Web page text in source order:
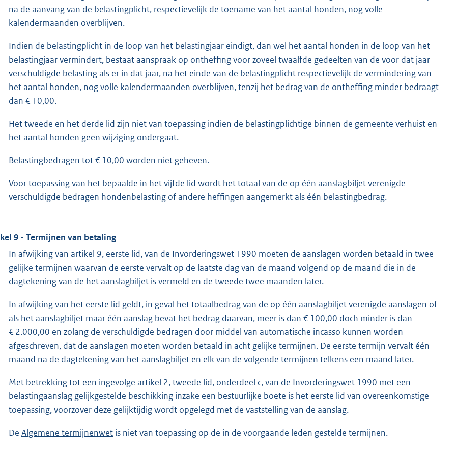
na de aanvang van de belastingplicht, respectievelijk de toename van het aantal honden, nog volle
kalendermaanden overblijven.
Indien de belastingplicht in de loop van het belastingjaar eindigt, dan wel het aantal honden in de loop van het
belastingjaar vermindert, bestaat aanspraak op ontheffing voor zoveel twaalfde gedeelten van de voor dat jaar
verschuldigde belasting als er in dat jaar, na het einde van de belastingplicht respectievelijk de vermindering van
het aantal honden, nog volle kalendermaanden overblijven, tenzij het bedrag van de ontheffing minder bedraagt
dan € 10,00.
Het tweede en het derde lid zijn niet van toepassing indien de belastingplichtige binnen de gemeente verhuist en
het aantal honden geen wijziging ondergaat.
Belastingbedragen tot € 10,00 worden niet geheven.
Voor toepassing van het bepaalde in het vijfde lid wordt het totaal van de op één aanslagbiljet verenigde
verschuldigde bedragen hondenbelasting of andere heffingen aangemerkt als één belastingbedrag.
9 - Termijnen van betaling
In afwijking van artikel 9, eerste lid, van de Invorderingswet 1990 moeten de aanslagen worden betaald in twee
gelijke termijnen waarvan de eerste vervalt op de laatste dag van de maand volgend op de maand die in de
dagtekening van de het aanslagbiljet is vermeld en de tweede twee maanden later.
In afwijking van het eerste lid geldt, in geval het totaalbedrag van de op één aanslagbiljet verenigde aanslagen of
als het aanslagbiljet maar één aanslag bevat het bedrag daarvan, meer is dan € 100,00 doch minder is dan
€ 2.000,00 en zolang de verschuldigde bedragen door middel van automatische incasso kunnen worden
afgeschreven, dat de aanslagen moeten worden betaald in acht gelijke termijnen. De eerste termijn vervalt één
maand na de dagtekening van het aanslagbiljet en elk van de volgende termijnen telkens een maand later.
Met betrekking tot een ingevolge artikel 2, tweede lid, onderdeel c, van de Invorderingswet 1990 met een
belastingaanslag gelijkgestelde beschikking inzake een bestuurlijke boete is het eerste lid van overeenkomstige
toepassing, voorzover deze gelijktijdig wordt opgelegd met de vaststelling van de aanslag.
De Algemene termijnenwet is niet van toepassing op de in de voorgaande leden gestelde termijnen.